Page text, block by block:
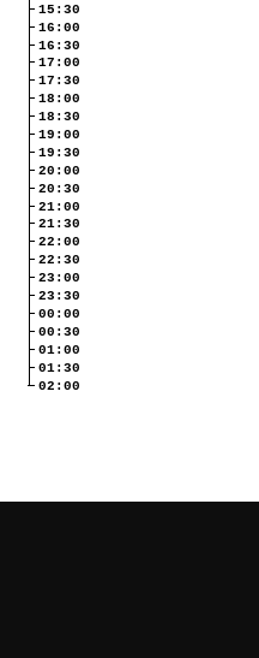
15:30
16:00
16:30
17:00
17:30
18:00
18:30
19:00
19:30
20:00
20:30
21:00
21:30
22:00
22:30
23:00
23:30
00:00
00:30
01:00
01:30
02:00